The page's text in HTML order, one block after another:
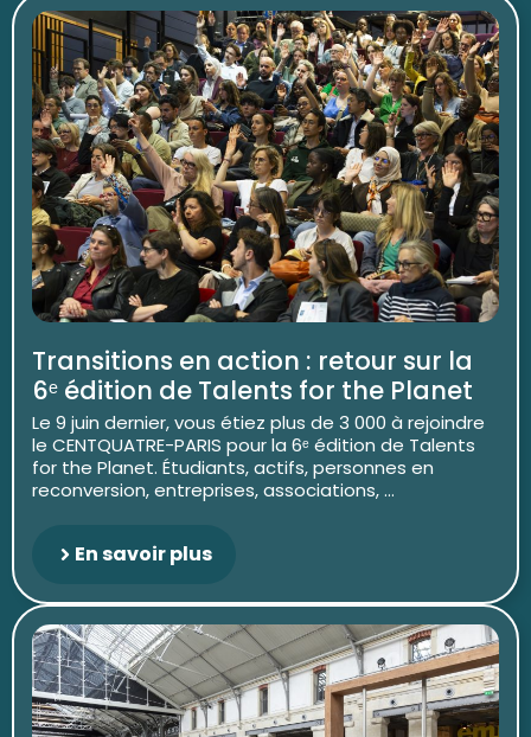
Transitions en action : retour sur la
6ᵉ édition de Talents for the Planet
Le 9 juin dernier, vous étiez plus de 3 000 à rejoindre
le CENTQUATRE-PARIS pour la 6ᵉ édition de Talents
for the Planet. Étudiants, actifs, personnes en
reconversion, entreprises, associations, ...
En savoir plus